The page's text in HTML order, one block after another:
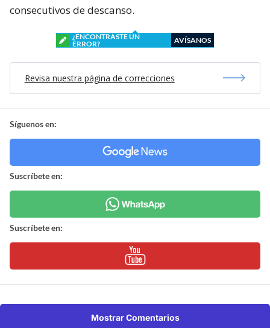
consecutivos de descanso.
¿ENCONTRASTE UN
ERROR?
AVÍSANOS
Revisa nuestra página de correcciones
Síguenos en:
Suscríbete en:
Suscríbete en:
Mostrar Comentarios